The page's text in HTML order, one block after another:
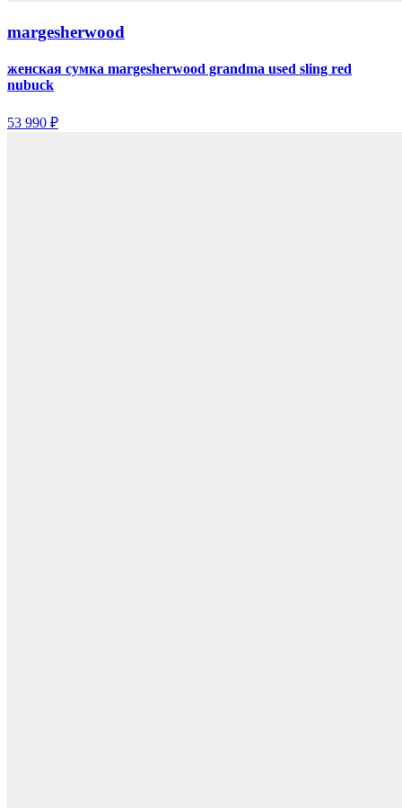
margesherwood
женская сумка margesherwood grandma used sling red
nubuck
53 990 ₽